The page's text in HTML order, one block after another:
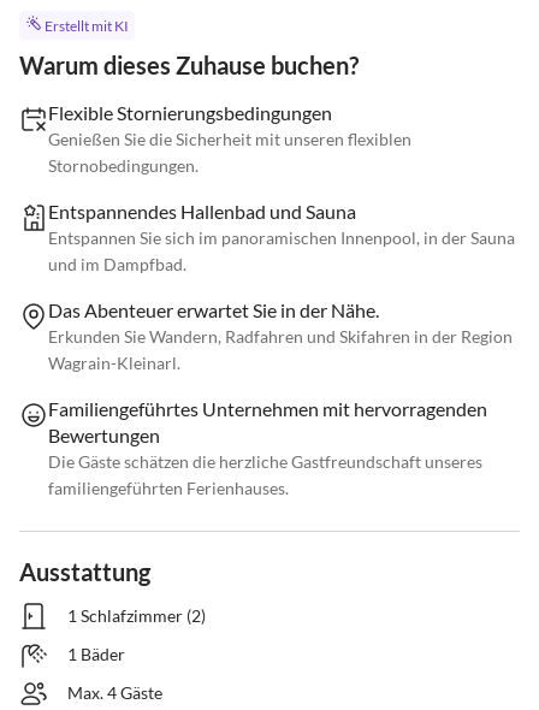
Erstellt mit KI
Warum dieses Zuhause buchen?
Flexible Stornierungsbedingungen
Genießen Sie die Sicherheit mit unseren flexiblen
Stornobedingungen.
Entspannendes Hallenbad und Sauna
Entspannen Sie sich im panoramischen Innenpool, in der Sauna
und im Dampfbad.
Das Abenteuer erwartet Sie in der Nähe.
Erkunden Sie Wandern, Radfahren und Skifahren in der Region
Wagrain-Kleinarl.
Familiengeführtes Unternehmen mit hervorragenden
Bewertungen
Die Gäste schätzen die herzliche Gastfreundschaft unseres
familiengeführten Ferienhauses.
Ausstattung
1 Schlafzimmer (2)
1 Bäder
Max. 4 Gäste